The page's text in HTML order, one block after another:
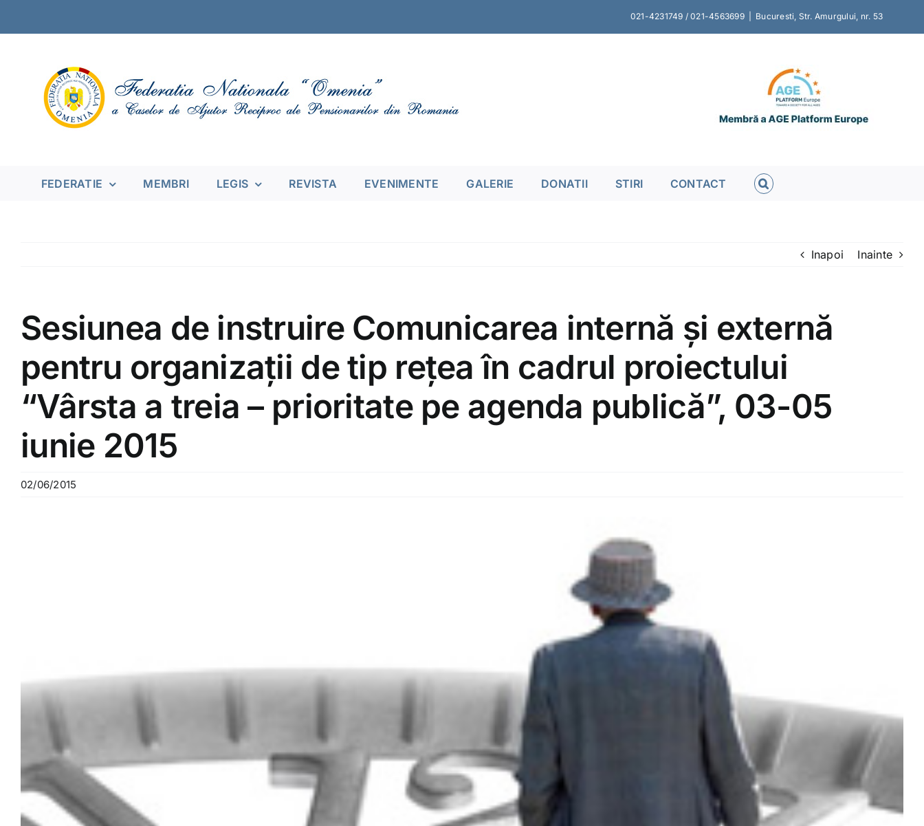
021-4231749 / 021-4563699 Bucuresti, Str. Amurgului, nr. 53
FEDERATIE MEMBRI LEGIS REVISTA EVENIMENTE GALERIE DONATII STIRI CONTACT
Inapoi Inainte
Sesiunea de instruire Comunicarea internă și externă
pentru organizații de tip rețea în cadrul proiectului
“Vârsta a treia – prioritate pe agenda publică”, 03-05
iunie 2015
02/06/2015